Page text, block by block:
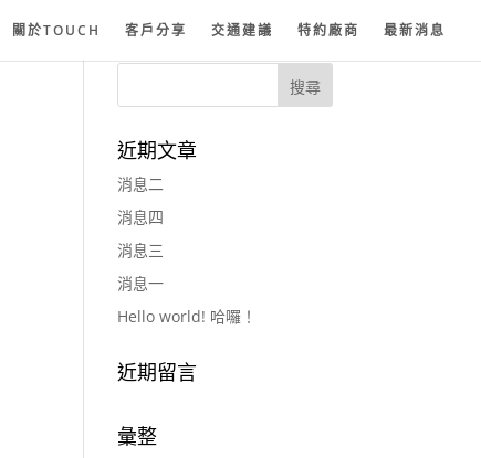
關於TOUCH 客戶分享 交通建議 特約廠商 最新消息
近期文章
消息二
消息四
消息三
消息一
Hello world! 哈囉！
近期留言
彙整